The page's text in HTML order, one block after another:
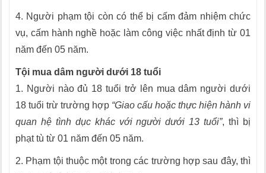
4. Người phạm tội còn có thể bị cấm đảm nhiệm chức
vụ, cấm hành nghề hoặc làm công việc nhất định từ 01
năm đến 05 năm.
Tội mua dâm người dưới 18 tuổi
1. Người nào đủ 18 tuổi trở lên mua dâm người dưới
18 tuổi trừ trường hợp “Giao cấu hoặc thực hiện hành vi
quan hệ tình dục khác với người dưới 13 tuổi”, thì bị
phạt tù từ 01 năm đến 05 năm.
2. Phạm tội thuộc một trong các trường hợp sau đây, thì